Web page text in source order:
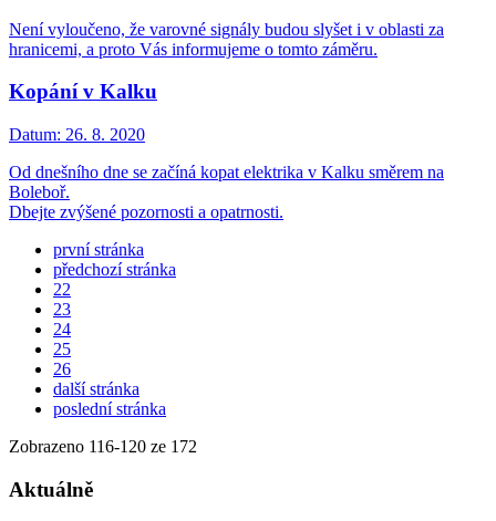
Není vyloučeno, že varovné signály budou slyšet i v oblasti za
hranicemi, a proto Vás informujeme o tomto záměru.
Kopání v Kalku
Datum: 26. 8. 2020
Od dnešního dne se začíná kopat elektrika v Kalku směrem na
Boleboř.
Dbejte zvýšené pozornosti a opatrnosti.
první stránka
předchozí stránka
22
23
24
25
26
další stránka
poslední stránka
Zobrazeno 116-120 ze 172
Aktuálně